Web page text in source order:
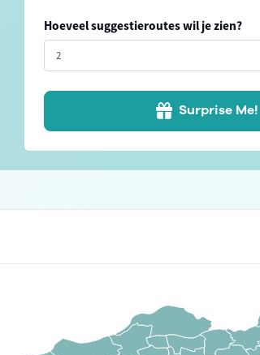
Hoeveel suggestieroutes wil je zien?
Surprise Me!